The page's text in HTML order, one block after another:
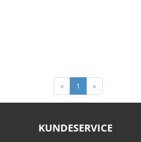
« 1 »
KUNDESERVICE